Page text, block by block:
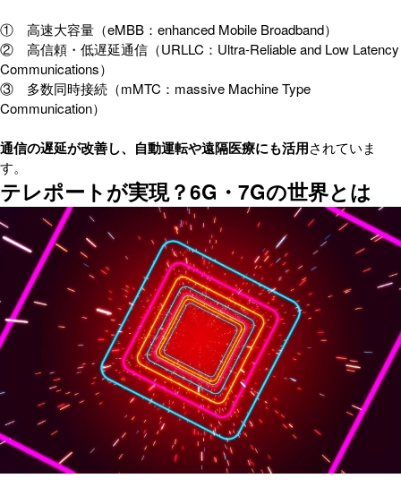
① 高速大容量（eMBB：enhanced Mobile Broadband）
② 高信頼・低遅延通信（URLLC：Ultra-Reliable and Low Latency
Communications）
③ 多数同時接続（mMTC：massive Machine Type
Communication）
通信の遅延が改善し、自動運転や遠隔医療にも活用されていま
す。
テレポートが実現？6G・7Gの世界とは